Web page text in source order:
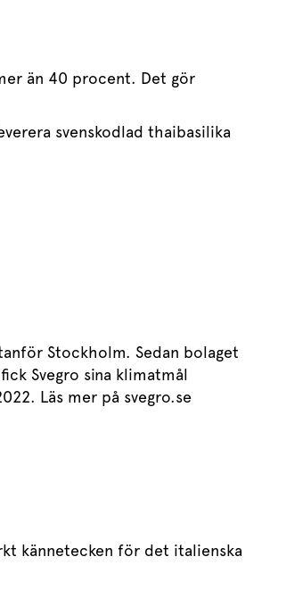
än 40 procent. Det gör
svenskodlad thaibasilika
Stockholm. Sedan bolaget
Svegro sina klimatmål
Läs mer på svegro.se
kännetecken för det italienska